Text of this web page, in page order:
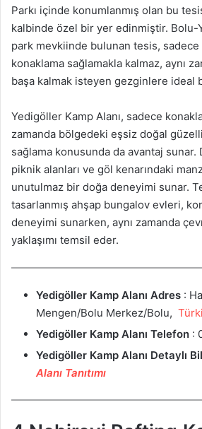
Parkı içinde konumlanmış olan bu
kalbinde özel bir yer edinmiştir. Bolu-
park mevkiinde bulunan tesis,
konaklama sağlamakla kalmaz, aynı
başa kalmak isteyen gezginlere ideal
Yedigöller Kamp Alanı, sadece
zamanda bölgedeki eşsiz doğal
sağlama konusunda da avantaj
piknik alanları ve göl kenarındaki
unutulmaz bir doğa deneyimi sunar.
tasarlanmış ahşap bungalov evleri,
deneyimi sunarken, aynı zamanda
yaklaşımı temsil eder.
Yedigöller Kamp Alanı Adres :
Mengen/Bolu Merkez/Bolu,
Yedigöller Kamp Alanı Telefon :
Yedigöller Kamp Alanı Detaylı
Alanı Tanıtımı